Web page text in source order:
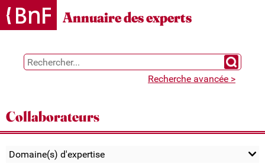
Gestion des cookies
Annuaire des experts
Chercher
Recherche avancée >
Collaborateurs
Domaine(s) d'expertise